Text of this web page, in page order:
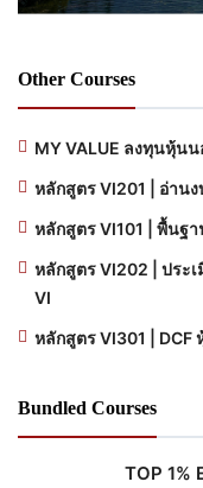
Other Courses
MY VALUE ลงทุนหุ้นน
หลักสูตร VI201 | อ่านง
หลักสูตร VI101 | พื้นฐ
หลักสูตร VI202 | ประ
VI
หลักสูตร VI301 | DCF
Bundled Courses
TOP 1%